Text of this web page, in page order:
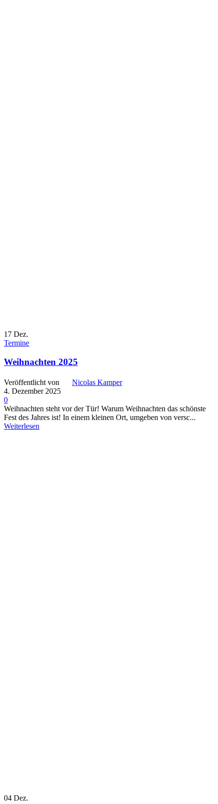
17 Dez.
Termine
Weihnachten 2025
Veröffentlicht von
Nicolas Kamper
4. Dezember 2025
0
Weihnachten steht vor der Tür! Warum Weihnachten das schönste
Fest des Jahres ist! In einem kleinen Ort, umgeben von versc...
Weiterlesen
04 Dez.